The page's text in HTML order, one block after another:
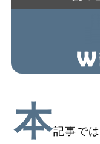
本記事では